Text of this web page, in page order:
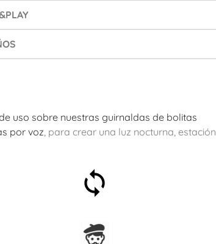
uso sobre nuestras guirnaldas de bolitas
por voz, para crear una luz nocturna, estación